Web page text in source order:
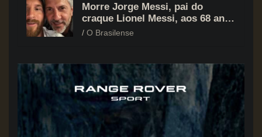
Morre Jorge Messi, pai do
craque Lionel Messi, aos 68 anos
na Argentina
O Brasilense